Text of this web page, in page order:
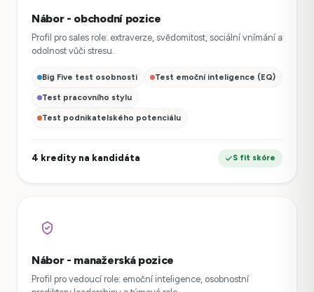
Nábor - obchodní pozice
Profil pro sales role: extraverze, svědomitost, sociální vnímání a
odolnost vůči stresu.
Big Five test osobnosti Test emoční inteligence (EQ)
Test pracovního stylu
Test podnikatelského potenciálu
4 kredity na kandidáta S fit skóre
Nábor - manažerská pozice
Profil pro vedoucí role: emoční inteligence, osobnostní